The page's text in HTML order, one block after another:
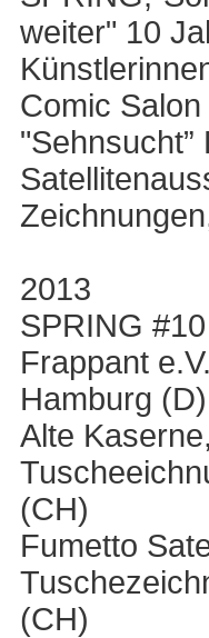
weiter" 10
Comic
"Sehnsucht”
2013
SPRING
Frappant
Hamburg (D)
Alte
(CH)
Fumetto
(CH)